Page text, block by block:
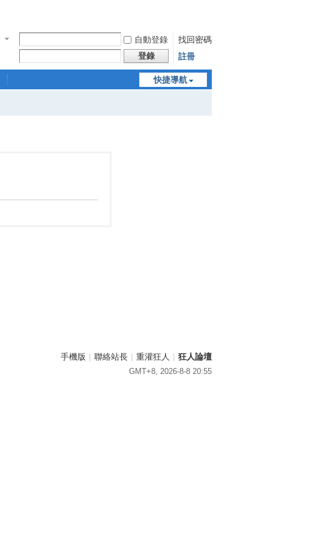
自動登錄
找回密碼
登錄 註冊
快捷導航
手機版 | 聯絡站長 | 重灌狂人 | 狂人論壇
GMT+8, 2026-8-8 20:55